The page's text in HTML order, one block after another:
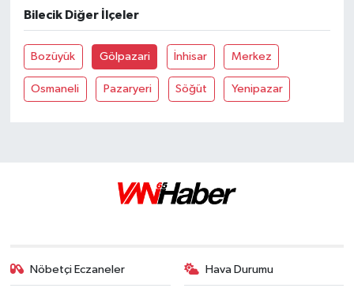
Bilecik Diğer İlçeler
Bozüyük Gölpazari İnhisar Merkez
Osmaneli Pazaryeri Söğüt Yenipazar
Nöbetçi Eczaneler Hava Durumu